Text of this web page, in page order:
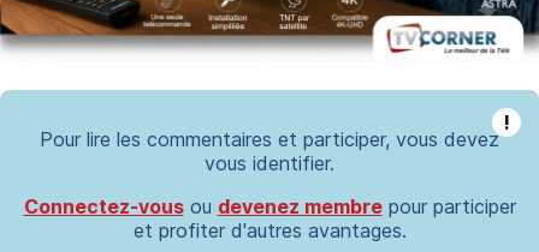
!
Pour lire les commentaires et participer, vous devez
vous identifier.
Connectez-vousou devenez membrepour participer
et profiter d'autres avantages.